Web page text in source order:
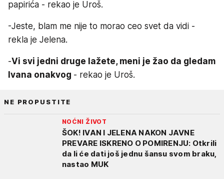
papirića - rekao je Uroš.
-Jeste, blam me nije to morao ceo svet da vidi -
rekla je Jelena.
-Vi svi jedni druge lažete, meni je žao da gledam
Ivana onakvog - rekao je Uroš.
NE PROPUSTITE
NOĆNI ŽIVOT
ŠOK! IVAN I JELENA NAKON JAVNE
PREVARE ISKRENO O POMIRENJU: Otkrili
da li će dati još jednu šansu svom braku,
nastao MUK